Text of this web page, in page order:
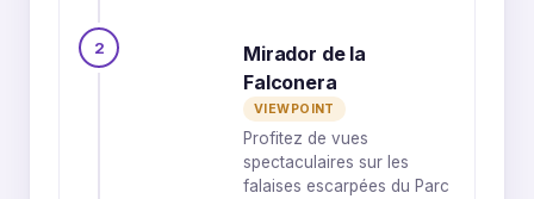
2
Mirador de la
Falconera
VIEWPOINT
Profitez de vues
spectaculaires sur les
falaises escarpées du Parc